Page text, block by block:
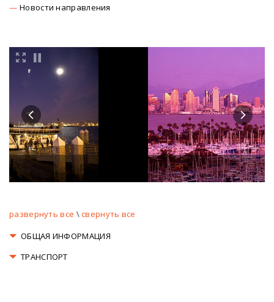
Новости направления
Downtown from Point Loma
развернуть все \свернуть все
ОБЩАЯ ИНФОРМАЦИЯ
ТРАНСПОРТ